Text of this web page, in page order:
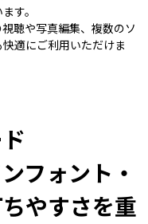
す。
聴や写真編集、複数のソ
適にご利用いただけま
フォント・
やすさを重